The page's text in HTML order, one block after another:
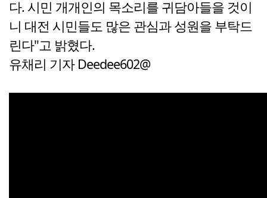
다. 시민 개개인의 목소리를 귀담아들을 것이
니 대전 시민들도 많은 관심과 성원을 부탁드
린다"고 밝혔다.
유채리 기자 Deedee602@